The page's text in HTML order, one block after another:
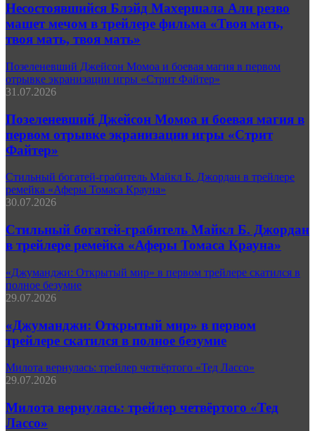
Несостоявшийся Блэйд Махершала Али резво
машет мечом в трейлере фильма «Твоя мать,
твоя мать, твоя мать»
Позеленевший Джейсон Момоа и боевая магия в первом
отрывке экранизации игры «Стрит Файтер»
31.07.2026
Позеленевший Джейсон Момоа и боевая магия в
первом отрывке экранизации игры «Стрит
Файтер»
Стильный богатей-грабитель Майкл Б. Джордан в трейлере
ремейка «Аферы Томаса Крауна»
30.07.2026
Стильный богатей-грабитель Майкл Б. Джордан
в трейлере ремейка «Аферы Томаса Крауна»
«Джуманджи: Открытый мир» в первом трейлере скатился в
полное безумие
29.07.2026
«Джуманджи: Открытый мир» в первом
трейлере скатился в полное безумие
Милота вернулась: трейлер четвёртого «Тед Лассо»
29.07.2026
Милота вернулась: трейлер четвёртого «Тед
Лассо»